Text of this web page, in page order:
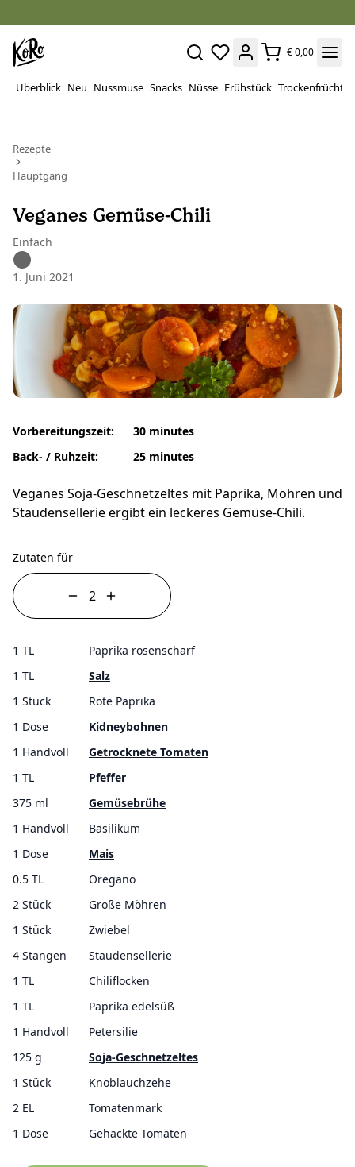
€ 0,00
Überblick Neu Nussmuse Snacks Nüsse Frühstück Trockenfrüchte
Rezepte
Hauptgang
Veganes Gemüse-Chili
Einfach
1. Juni 2021
Vorbereitungszeit:
Back- / Ruhzeit:
30 minutes
25 minutes
Veganes Soja-Geschnetzeltes mit Paprika, Möhren und
Staudensellerie ergibt ein leckeres Gemüse-Chili.
Zutaten für
1 TL
Paprika rosenscharf
1 TL
Salz
1 Stück
Rote Paprika
1 Dose
Kidneybohnen
1 Handvoll
Getrocknete Tomaten
1 TL
Pfeffer
375 ml
Gemüsebrühe
1 Handvoll
Basilikum
1 Dose
Mais
0.5 TL
Oregano
2 Stück
Große Möhren
1 Stück
Zwiebel
4 Stangen
Staudensellerie
1 TL
Chiliflocken
1 TL
Paprika edelsüß
1 Handvoll
Petersilie
125 g
Soja-Geschnetzeltes
1 Stück
Knoblauchzehe
2 EL
Tomatenmark
1 Dose
Gehackte Tomaten